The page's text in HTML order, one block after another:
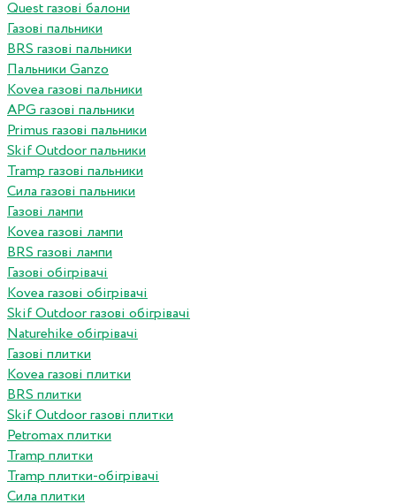
Quest газові балони
Газові пальники
BRS газові пальники
Пальники Ganzo
Kovea газові пальники
APG газові пальники
Primus газові пальники
Skif Outdoor пальники
Tramp газові пальники
Сила газові пальники
Газові лампи
Kovea газові лампи
BRS газові лампи
Газові обігрівачі
Kovea газові обігрівачі
Skif Outdoor газові обігрівачі
Naturehike обігрівачі
Газові плитки
Kovea газові плитки
BRS плитки
Skif Outdoor газові плитки
Petromax плитки
Tramp плитки
Tramp плитки-обігрівачі
Сила плитки